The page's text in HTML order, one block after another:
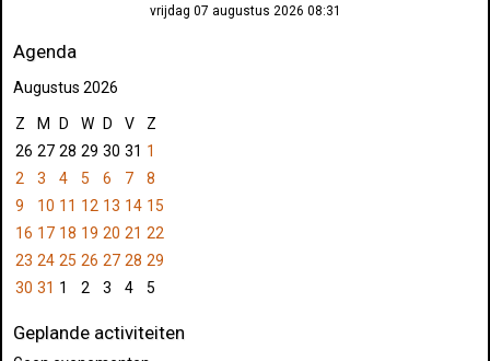
vrijdag 07 augustus 2026 08:31
Agenda
Augustus 2026
Z M D W D V
Z
26 27 28 29 30 31 1
2
3 4 5 6 7
8
9
10 11 12 13 14 15
16 17 18 19 20 21 22
23 24 25 26 27 28 29
30 31 1 2 3 4 5
Geplande activiteiten